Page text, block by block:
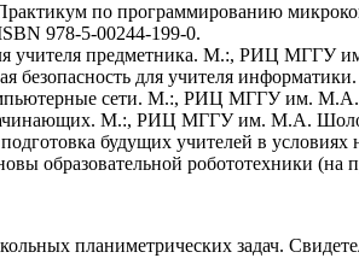
по программированию
978-5-00244-199-0.
учителя предметника. М.:, РИЦ МГГУ
безопасность для учителя
сети. М.:, РИЦ МГГУ им. М.А.
М.:, РИЦ МГГУ им. М.А.
будущих учителей в
образовательной робототехники (на
планиметрических задач.